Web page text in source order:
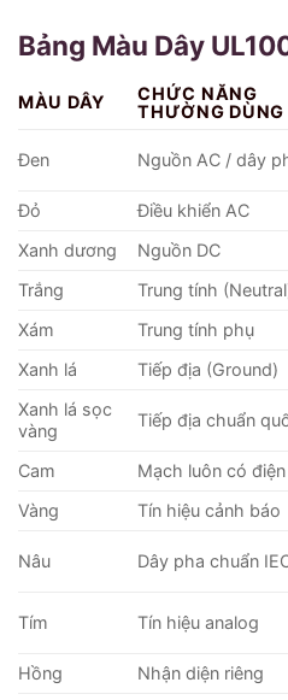
Bảng Màu Dây
MÀU DÂY
CHỨC NĂNG
THƯỜNG DÙNG
Đen Nguồn AC / dây
Đỏ
Điều khiển AC
Xanh dương
Nguồn DC
Trắng
Trung tính
Xám
Trung tính phụ
Xanh lá
Tiếp địa (Ground)
Xanh lá sọc
vàng
Tiếp địa chuẩn
Cam Mạch luôn có điện
Vàng
Tín hiệu cảnh báo
Nâu Dây pha chuẩn
Tím Tín hiệu analog
Hồng
Nhận diện riêng